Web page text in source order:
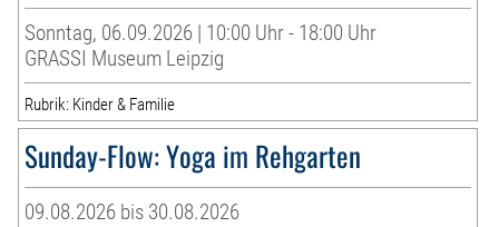
Sonntag, 06.09.2026 | 10:00 Uhr - 18:00 Uhr
GRASSI Museum Leipzig
Rubrik: Kinder & Familie
Sunday-Flow: Yoga im Rehgarten
09.08.2026 bis 30.08.2026